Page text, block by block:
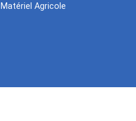
Matériel Agricole